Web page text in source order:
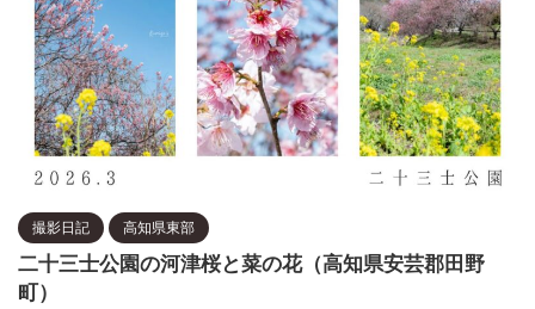
撮影日記 高知県東部
二十三士公園の河津桜と菜の花（高知県安芸郡田野
町）